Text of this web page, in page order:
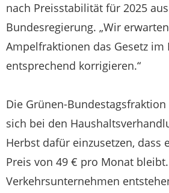
nach Preisstabilität für 2025
Bundesregierung. „Wir
Ampelfraktionen das Gesetz im
entsprechend korrigieren.“
Die Grünen-
sich bei den
Herbst dafür einzusetzen, dass
Preis von 49 € pro Monat
Verkehrsunternehmen